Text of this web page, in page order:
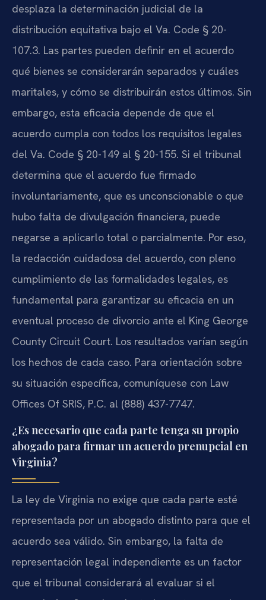
desplaza la determinación judicial de la
distribución equitativa bajo el Va. Code § 20-
107.3. Las partes pueden definir en el acuerdo
qué bienes se considerarán separados y cuáles
maritales, y cómo se distribuirán estos últimos. Sin
embargo, esta eficacia depende de que el
acuerdo cumpla con todos los requisitos legales
del Va. Code § 20-149 al § 20-155. Si el tribunal
determina que el acuerdo fue firmado
involuntariamente, que es unconscionable o que
hubo falta de divulgación financiera, puede
negarse a aplicarlo total o parcialmente. Por eso,
la redacción cuidadosa del acuerdo, con pleno
cumplimiento de las formalidades legales, es
fundamental para garantizar su eficacia en un
eventual proceso de divorcio ante el King George
County Circuit Court. Los resultados varían según
los hechos de cada caso. Para orientación sobre
su situación específica, comuníquese con Law
Offices Of SRIS, P.C. al (888) 437-7747.
¿Es necesario que cada parte tenga su propio
abogado para firmar un acuerdo prenupcial en
Virginia?
La ley de Virginia no exige que cada parte esté
representada por un abogado distinto para que el
acuerdo sea válido. Sin embargo, la falta de
representación legal independiente es un factor
que el tribunal considerará al evaluar si el